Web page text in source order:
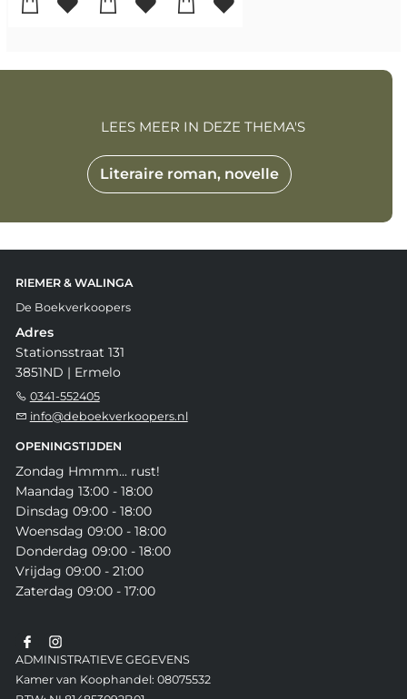
Literaire roman, novelle
LEES MEER IN DEZE THEMA'S
RIEMER & WALINGA
De Boekverkoopers
Adres
Stationsstraat 131
3851ND | Ermelo
0341-552405
info@deboekverkoopers.nl
OPENINGSTIJDEN
Zondag Hmmm... rust!
Maandag 13:00 - 18:00
Dinsdag 09:00 - 18:00
Woensdag 09:00 - 18:00
Donderdag 09:00 - 18:00
Vrijdag 09:00 - 21:00
Zaterdag 09:00 - 17:00
ADMINISTRATIEVE GEGEVENS
Kamer van Koophandel: 08075532